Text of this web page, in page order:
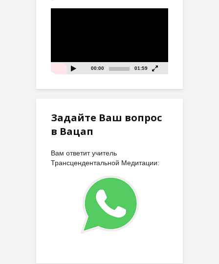
00:00 01:59
Задайте Ваш вопрос
в Вацап
Вам ответит учитель
Трансцендентальной Медитации: